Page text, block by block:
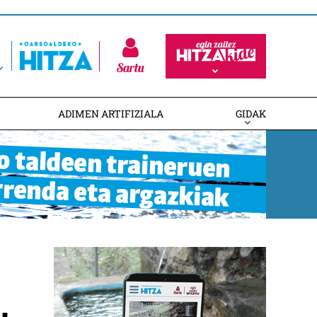
Sartu
ADIMEN ARTIFIZIALA GIDAK